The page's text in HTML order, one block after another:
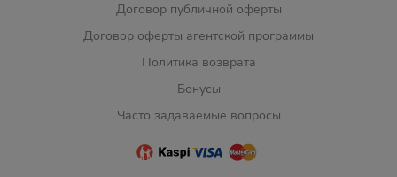
Договор публичной оферты
Договор оферты агентской программы
Политика возврата
Бонусы
Часто задаваемые вопросы